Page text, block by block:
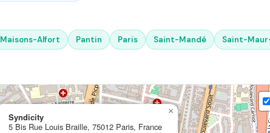
Maisons-Alfort Pantin Paris Saint-Mandé Saint-
Syndicity
5 Bis Rue Louis Braille, 75012 Paris, France
×